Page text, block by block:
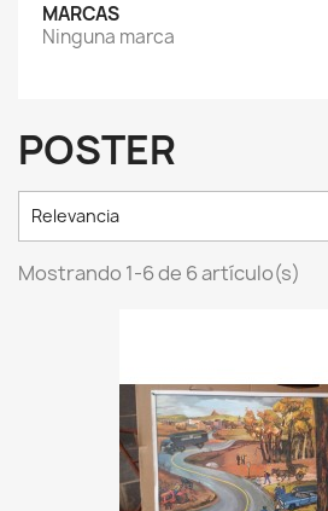
MARCAS
Ninguna marca
POSTER
Relevancia
Mostrando 1-6 de 6 artículo(s)